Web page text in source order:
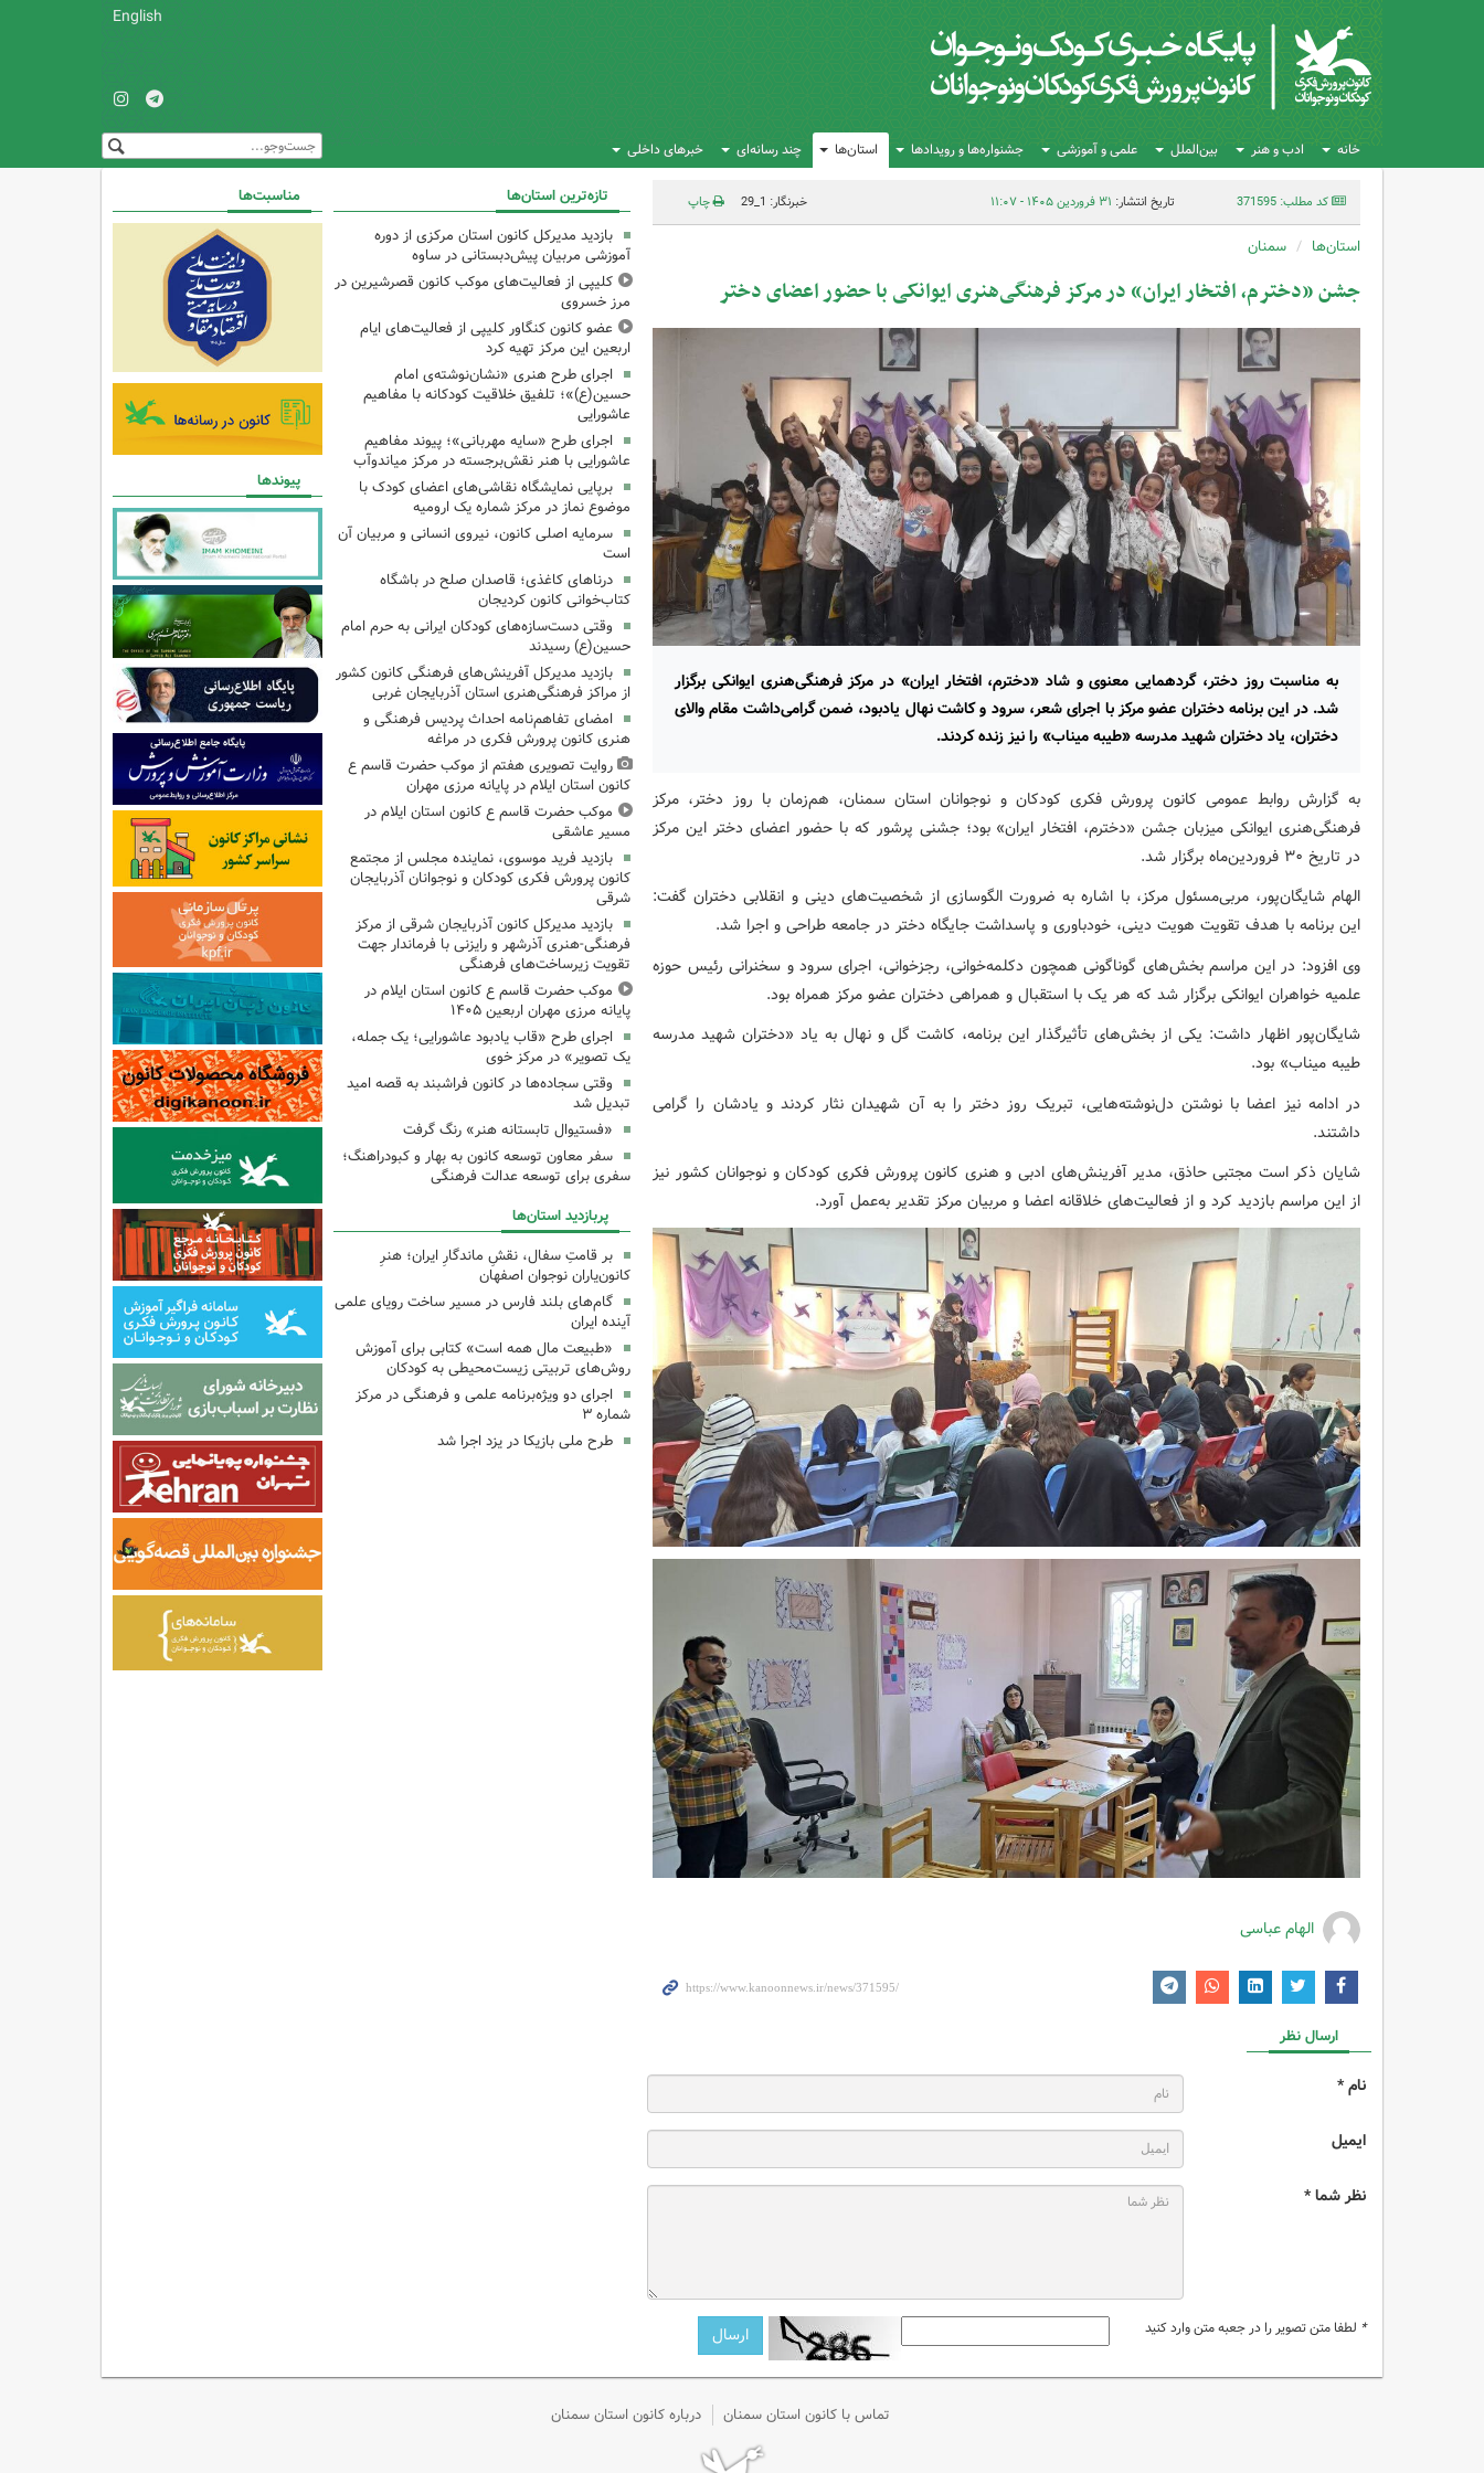
English
خانه ادب و هنر بین‌الملل علمی و آموزشی جشنواره‌ها و رویدادها استان‌ها چند رسانه‌ای خبرهای داخلی
کد مطلب: 371595 تاریخ انتشار: ۳۱ فروردین ۱۴۰۵ - ۱۱:۰۷ خبرنگار: 1_29 چاپ
استان‌ها سمنان
جشن «دخترم، افتخار ایران» در مرکز فرهنگی‌هنری ایوانکی با حضور اعضای دختر
به مناسبت روز دختر، گردهمایی معنوی و شاد «دخترم، افتخار ایران» در مرکز فرهنگی‌هنری ایوانکی برگزار
شد. در این برنامه دختران عضو مرکز با اجرای شعر، سرود و کاشت نهال یادبود، ضمن گرامی‌داشت مقام والای
دختران، یاد دختران شهید مدرسه «طیبه میناب» را نیز زنده کردند.
به گزارش روابط عمومی کانون پرورش فکری کودکان و نوجوانان استان سمنان، هم‌زمان با روز دختر، مرکز
فرهنگی‌هنری ایوانکی میزبان جشن «دخترم، افتخار ایران» بود؛ جشنی پرشور که با حضور اعضای دختر این مرکز
در تاریخ ۳۰ فروردین‌ماه برگزار شد.
الهام شایگان‌پور، مربی‌مسئول مرکز، با اشاره به ضرورت الگوسازی از شخصیت‌های دینی و انقلابی دختران گفت:
این برنامه با هدف تقویت هویت دینی، خودباوری و پاسداشت جایگاه دختر در جامعه طراحی و اجرا شد.
وی افزود: در این مراسم بخش‌های گوناگونی همچون دکلمه‌خوانی، رجزخوانی، اجرای سرود و سخنرانی رئیس حوزه
علمیه خواهران ایوانکی برگزار شد که هر یک با استقبال و همراهی دختران عضو مرکز همراه بود.
شایگان‌پور اظهار داشت: یکی از بخش‌های تأثیرگذار این برنامه، کاشت گل و نهال به یاد «دختران شهید مدرسه
طیبه میناب» بود.
در ادامه نیز اعضا با نوشتن دل‌نوشته‌هایی، تبریک روز دختر را به آن شهیدان نثار کردند و یادشان را گرامی
داشتند.
شایان ذکر است مجتبی حاذق، مدیر آفرینش‌های ادبی و هنری کانون پرورش فکری کودکان و نوجوانان کشور نیز
از این مراسم بازدید کرد و از فعالیت‌های خلاقانه اعضا و مربیان مرکز تقدیر به‌عمل آورد.
الهام عباسی
ارسال نظر
نام *
ایمیل
نظر شما *
* لطفا متن تصویر را در جعبه متن وارد کنید
تازه‌ترین استان‌ها
بازدید مدیرکل کانون استان مرکزی از دوره
آموزشی مربیان پیش‌دبستانی در ساوه
کلیپی از فعالیت‌های موکب کانون قصرشیرین در
مرز خسروی
عضو کانون کنگاور کلیپی از فعالیت‌های ایام
اربعین این مرکز تهیه کرد
اجرای طرح هنری «نشان‌نوشته‌ی امام
حسین(ع)»؛ تلفیق خلاقیت کودکانه با مفاهیم
عاشورایی
اجرای طرح «سایه مهربانی»؛ پیوند مفاهیم
عاشورایی با هنر نقش‌برجسته در مرکز میاندوآب
برپایی نمایشگاه نقاشی‌های اعضای کودک با
موضوع نماز در مرکز شماره یک ارومیه
سرمایه اصلی کانون، نیروی انسانی و مربیان آن
است
درناهای کاغذی؛ قاصدان صلح در باشگاه
کتاب‌خوانی کانون کردیجان
وقتی دست‌سازه‌های کودکان ایرانی به حرم امام
حسین(ع) رسیدند
بازدید مدیرکل آفرینش‌های فرهنگی کانون کشور
از مراکز فرهنگی‌هنری استان آذربایجان غربی
امضای تفاهم‌نامه احداث پردیس فرهنگی و
هنری کانون پرورش فکری در مراغه
روایت تصویری هفتم از موکب حضرت قاسم ع
کانون استان ایلام در پایانه مرزی مهران
موکب حضرت قاسم ع کانون استان ایلام در
مسیر عاشقی
بازدید فرید موسوی، نماینده مجلس از مجتمع
کانون پرورش فکری کودکان و نوجوانان آذربایجان
شرقی
بازدید مدیرکل کانون آذربایجان شرقی از مرکز
فرهنگی‌-هنری آذرشهر و رایزنی با فرماندار جهت
تقویت زیرساخت‌های فرهنگی
موکب حضرت قاسم ع کانون استان ایلام در
پایانه مرزی مهران اربعین ۱۴۰۵
اجرای طرح «قاب یادبود عاشورایی؛ یک جمله،
یک تصویر» در مرکز خوی
وقتی سجاده‌ها در کانون فراشبند به قصه امید
تبدیل شد
«فستیوال تابستانه هنر» رنگ گرفت
سفر معاون توسعه کانون به بهار و کبودراهنگ؛
سفری برای توسعه عدالت فرهنگی
پربازدید استان‌ها
بر قامتِ سفال، نقشِ ماندگارِ ایران؛ هنرِ
کانون‌یاران نوجوان اصفهان
گام‌های بلند فارس در مسیر ساخت رویای علمی
آینده ایران
«طبیعت مال همه است» کتابی برای آموزش
روش‌های تربیتی زیست‌محیطی به کودکان
اجرای دو ویژه‌برنامه علمی و فرهنگی در مرکز
شماره ۳
طرح ملی بازیکا در یزد اجرا شد
مناسبت‌ها
پیوندها
تماس با کانون استان سمنان درباره کانون استان سمنان